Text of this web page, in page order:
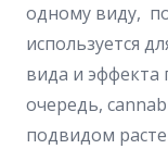
одному виду,
используется
вида и эффекта
очередь,
подвидом